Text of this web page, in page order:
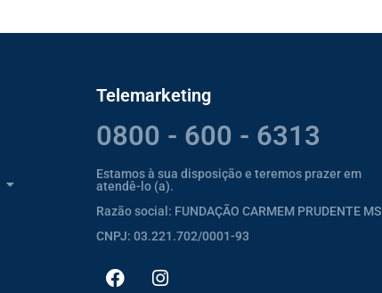
Telemarketing
0800 - 600 - 6313
Estamos à sua disposição e teremos prazer em
atendê-lo (a).
Razão social: FUNDAÇÃO CARMEM PRUDENTE MS
CNPJ: 03.221.702/0001-93